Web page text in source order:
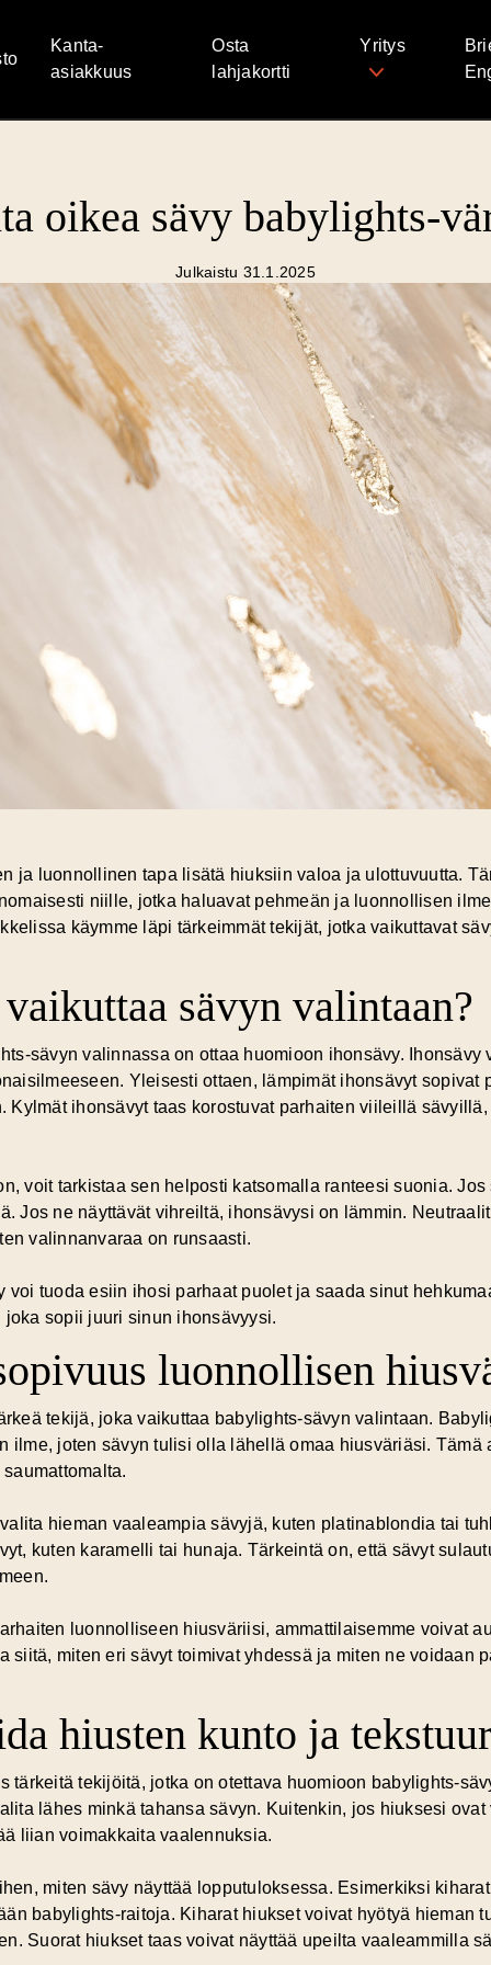
Kanta-
asiakkuus
Osta
lahjakortti
Yritys
oikea sävy babylights-
Julkaistu 31.1.2025
ja luonnollinen tapa lisätä hiuksiin valoa ja ulottuvuutta.
niille, jotka haluavat pehmeän ja luonnollisen
käymme läpi tärkeimmät tekijät, jotka vaikuttavat
sävyn valintaan?
sävyn valinnassa on ottaa huomioon ihonsävy. Ihonsävy
Yleisesti ottaen, lämpimät ihonsävyt sopivat
Kylmät ihonsävyt taas korostuvat parhaiten viileillä
voit tarkistaa sen helposti katsomalla ranteesi suonia.
Jos ne näyttävät vihreiltä, ihonsävysi on lämmin.
valinnanvaraa on runsaasti.
voi tuoda esiin ihosi parhaat puolet ja saada sinut
sopii juuri sinun ihonsävyysi.
luonnollisen
tekijä, joka vaikuttaa babylights-sävyn valintaan.
ilme, joten sävyn tulisi olla lähellä omaa hiusväriäsi. Tämä
hieman vaaleampia sävyjä, kuten platinablondia tai
kuten karamelli tai hunaja. Tärkeintä on, että sävyt
luonnolliseen hiusväriisi, ammattilaisemme voivat
siitä, miten eri sävyt toimivat yhdessä ja miten ne voidaan
hiusten kunto ja
tärkeitä tekijöitä, jotka on otettava huomioon babylights-
lähes minkä tahansa sävyn. Kuitenkin, jos hiuksesi
liian voimakkaita vaalennuksia.
miten sävy näyttää lopputuloksessa. Esimerkiksi
babylights-raitoja. Kiharat hiukset voivat hyötyä hieman
Suorat hiukset taas voivat näyttää upeilta vaaleammilla